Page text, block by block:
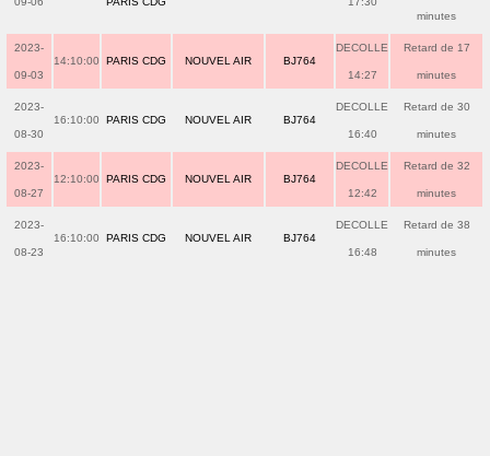
minutes
2023-
09-03
14:10:00 PARIS CDG NOUVEL AIR BJ764
DECOLLE
14:27
Retard de 17
minutes
2023-
08-30
16:10:00 PARIS CDG NOUVEL AIR BJ764
DECOLLE
16:40
Retard de 30
minutes
2023-
08-27
12:10:00 PARIS CDG NOUVEL AIR BJ764
DECOLLE
12:42
Retard de 32
minutes
2023-
08-23
16:10:00 PARIS CDG NOUVEL AIR BJ764
DECOLLE
16:48
Retard de 38
minutes